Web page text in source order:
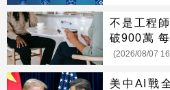
不是工程
破900萬
頭
(2026/08/07
美中AI戰